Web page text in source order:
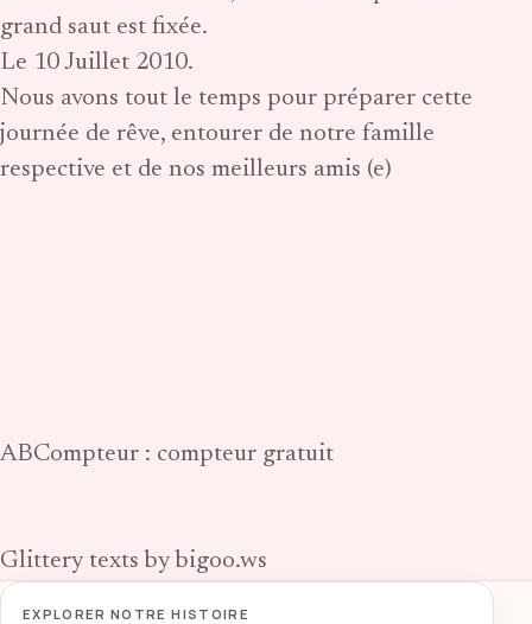
grand saut est fixée.
Le 10 Juillet 2010.
Nous avons tout le temps pour préparer cette
journée de rêve, entourer de notre famille
respective et de nos meilleurs amis (e)
ABCompteur : compteur gratuit
Glittery texts by bigoo.ws
EXPLORER NOTRE HISTOIRE